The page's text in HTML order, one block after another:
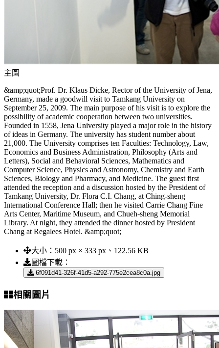
主圖
&amp;quot;Prof. Dr. Klaus Dicke, Rector of the University of Jena,
Germany, made a goodwill visit to Tamkang University on
September 25, 2009. The main purpose of his visit is to explore the
possibility of academic cooperation between two universities.
Founded in 1558, Jena University played a major role in the history
of ideas in Germany. The university has student number about
21,000. The University comprises ten Faculties: Technology, Law,
Economics and Business Administration, Philosophy (Arts and
Letters), Social and Behavioral Sciences, Mathematics and
Computer Science, Physics and Astronomy, Chemistry and Earth
Sciences, Biology and Pharmacy, and Medicine. The guest first
attended the reception and a discussion hosted by the President of
Tamkang University, Dr. Flora C.I. Chang, at Ching-sheng
International Conference Hall; then he visited Carrie Chang Fine
Arts Center, Maritime Museum, and Chueh-sheng Memorial
Library. At night, they attended the dinner hosted by President
Chang at Regalees Hotel. &amp;quot;
大小： 500 px × 333 px、122.56 KB
圖檔下載：
6f091d41-326f-41d5-a292-775e2cea8c0a.jpg
相關圖片